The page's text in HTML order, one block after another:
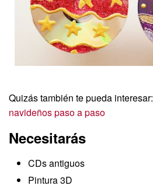
Quizás también te pueda interesar:
navideños paso a paso
Necesitarás
CDs antiguos
Pintura 3D